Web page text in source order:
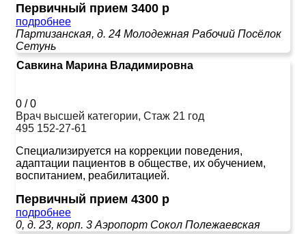
Первичный прием 3400 р
подробнее
Партизанская, д. 24 Молодежная Рабочий Посёлок
Сетунь
Савкина Марина Владимировна
0 /0
Врач высшей категории, Стаж 21 год
495 152-27-61
Специализируется на коррекции поведения,
адаптации пациентов в обществе, их обучением,
воспитанием, реабилитацией.
Первичный прием 4300 р
подробнее
0, д. 23, корп. 3 Аэропорт Сокол Полежаевская